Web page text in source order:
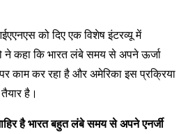
को दिए एक विशेष इंटरव्यू में
ने कहा कि भारत लंबे समय से अपने ऊर्जा
पर काम कर रहा है और अमेरिका इस प्रक्रिया
है।
है भारत बहुत लंबे समय से अपने एनर्जी